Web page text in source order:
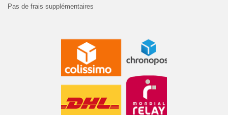
Pas de frais supplémentaires